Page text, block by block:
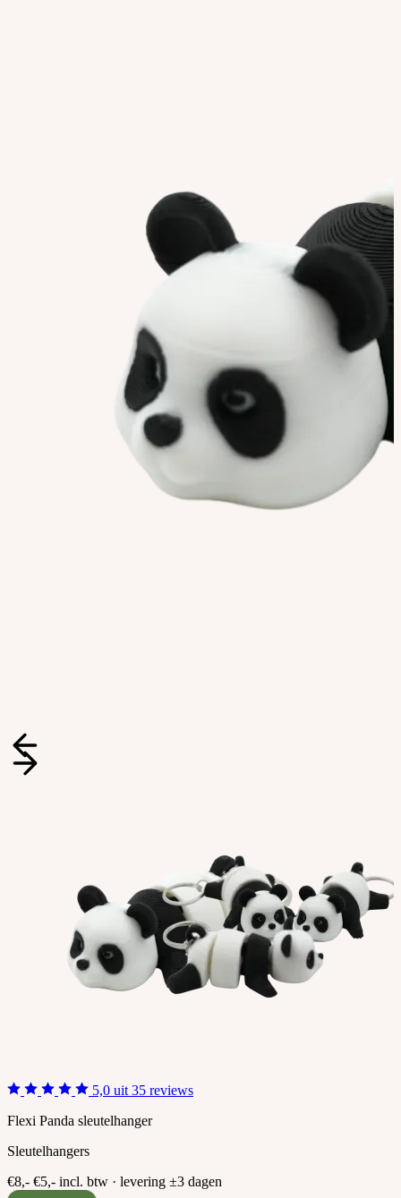
5,0 uit 35 reviews
Flexi Panda sleutelhanger
Sleutelhangers
€8,- €5,- incl. btw · levering ±3 dagen